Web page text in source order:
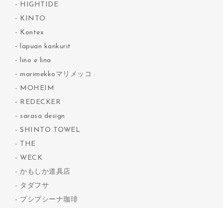
HIGHTIDE
KINTO
Kontex
lapuan kankurit
lino e lina
marimekkoマリメッコ
MOHEIM
REDECKER
sarasa design
SHINTO TOWEL
THE
WECK
かもしか道具店
タダフサ
プシプシーナ珈琲